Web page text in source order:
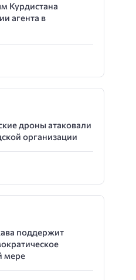
Курдистана
агента в
дроны атаковали
организации
поддержит
мере